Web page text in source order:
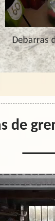
Debarras
de